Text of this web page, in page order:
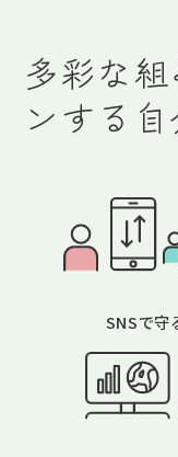
多彩な
ンする
SNSで守